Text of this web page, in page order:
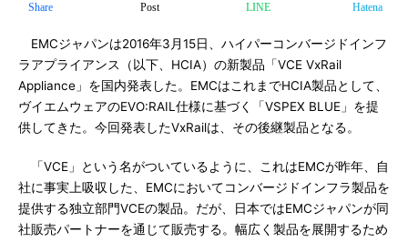
Share Post LINE Hatena
EMCジャパンは2016年3月15日、ハイパーコンバージドインフ
ラアプライアンス（以下、HCIA）の新製品「VCE VxRail
Appliance」を国内発表した。EMCはこれまでHCIA製品として、
ヴイエムウェアのEVO:RAIL仕様に基づく「VSPEX BLUE」を提
供してきた。今回発表したVxRailは、その後継製品となる。
「VCE」という名がついているように、これはEMCが昨年、自
社に事実上吸収した、EMCにおいてコンバージドインフラ製品を
提供する独立部門VCEの製品。だが、日本ではEMCジャパンが同
社販売パートナーを通じて販売する。幅広く製品を展開するため